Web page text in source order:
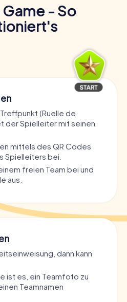
- So
(Ruelle de
der Spielleiter mit seinen
mittels des QR Codes
Spielleiters bei.
freien Team bei und
aus.
dann kann
ist es, ein Teamfoto zu
Teamnamen